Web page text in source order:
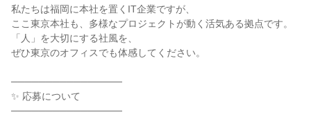
私たちは福岡に本社を置くIT企業ですが、
ここ東京本社も、多様なプロジェクトが動く活気ある拠点です。
「人」を大切にする社風を、
ぜひ東京のオフィスでも体感してください。
────────────────
✨ 応募について
────────────────